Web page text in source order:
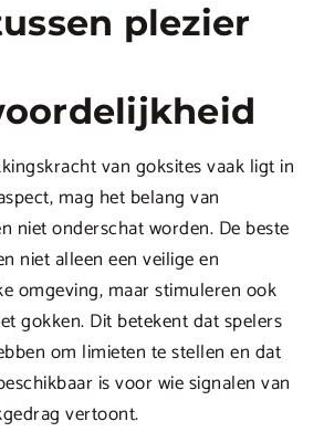
plezier
van goksites vaak ligt in
mag het belang van
niet onderschat worden. De beste
niet alleen een veilige en
omgeving, maar stimuleren ook
gokken. Dit betekent dat spelers
om limieten te stellen en dat
is voor wie signalen van
vertoont.